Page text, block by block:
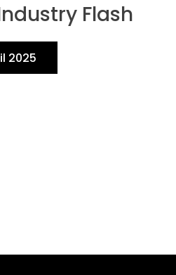
Flash
2025